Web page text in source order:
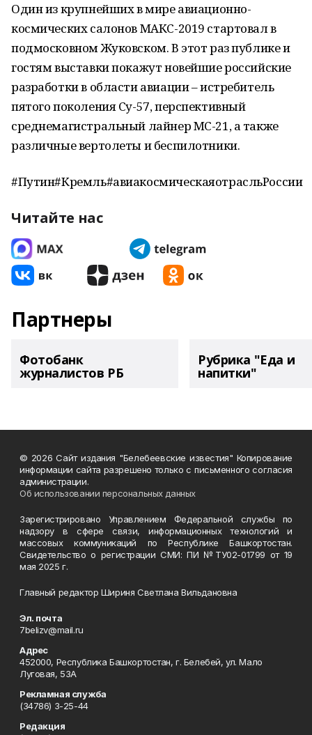
Один из крупнейших в мире авиационно-
космических салонов МАКС-2019 стартовал в
подмосковном Жуковском. В этот раз публике и
гостям выставки покажут новейшие российские
разработки в области авиации – истребитель
пятого поколения Су-57, перспективный
среднемагистральный лайнер МС-21, а также
различные вертолеты и беспилотники.
#Путин#Кремль#авиакосмическаяотрасльРоссии
Читайте нас
Партнеры
Фотобанк
журналистов РБ
Рубрика "Еда и
напитки"
© 2026 Сайт издания "Белебеевские известия" Копирование
информации сайта разрешено только с письменного согласия
администрации.
Об использовании персональных данных
Зарегистрировано Управлением Федеральной службы по
надзору в сфере связи, информационных технологий и
массовых коммуникаций по Республике Башкортостан.
Свидетельство о регистрации СМИ: ПИ №ТУ02-01799 от 19
мая 2025 г.
Главный редактор Шириня Светлана Вильдановна
Эл. почта
7belizv@mail.ru
Адрес
452000, Республика Башкортостан, г. Белебей, ул. Мало
Луговая, 53А
Рекламная служба
(34786) 3-25-44
Редакция